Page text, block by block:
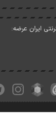
ایران عرضه: